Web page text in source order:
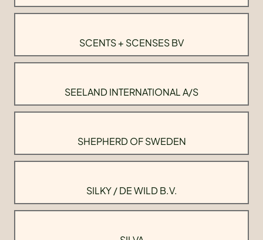
SCENTS + SCENSES BV
SEELAND INTERNATIONAL A/S
SHEPHERD OF SWEDEN
SILKY / DE WILD B.V.